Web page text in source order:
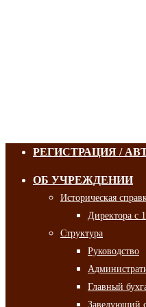
РЕГИСТРАЦИЯ /
ОБ УЧРЕЖДЕНИИ
Историческая
Директора с
Структура
Руководство
Главный
Заведующий